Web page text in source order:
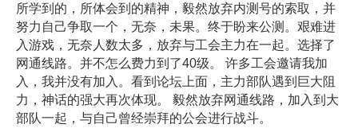
所学到的，所体会到的精神，毅然放弃内测号的索取，并
努力自己争取一个，无奈，未果。终于盼来公测。艰难进
入游戏，无奈人数太多，放弃与工会主力在一起。选择了
网通线路。并不怎么费力到了40级。 许多工会邀请我加
入，我并没有加入。看到论坛上面，主力部队遇到巨大阻
力，神话的强大再次体现。 毅然放弃网通线路，加入到大
部队一起，与自己曾经崇拜的公会进行战斗。